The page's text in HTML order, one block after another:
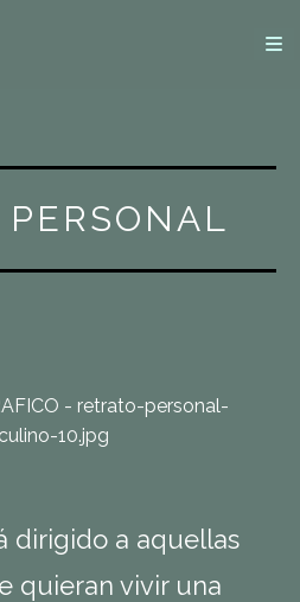
dirigido a aquellas
quieran vivir una